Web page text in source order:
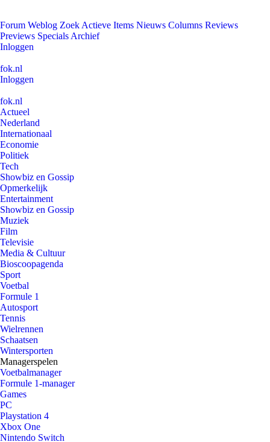
Forum Weblog Zoek Actieve Items Nieuws Columns Reviews
Previews Specials Archief
Inloggen
fok.nl
Inloggen
fok.nl
Actueel
Nederland
Internationaal
Economie
Politiek
Tech
Showbiz en Gossip
Opmerkelijk
Entertainment
Showbiz en Gossip
Muziek
Film
Televisie
Media & Cultuur
Bioscoopagenda
Sport
Voetbal
Formule 1
Autosport
Tennis
Wielrennen
Schaatsen
Wintersporten
Managerspelen
Voetbalmanager
Formule 1-manager
Games
PC
Playstation 4
Xbox One
Nintendo Switch